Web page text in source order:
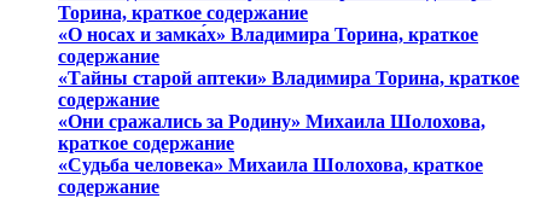
Торина, краткое содержание
«О носах и замка́х» Владимира Торина, краткое
содержание
«Тайны старой аптеки» Владимира Торина, краткое
содержание
«Они сражались за Родину» Михаила Шолохова,
краткое содержание
«Судьба человека» Михаила Шолохова, краткое
содержание